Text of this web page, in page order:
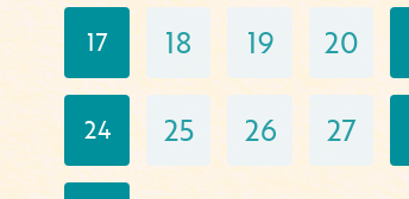
17 18 19 20
24 25 26 27